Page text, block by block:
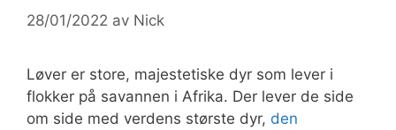
28/01/2022 av Nick
Løver er store, majestetiske dyr som lever i
flokker på savannen i Afrika. Der lever de side
om side med verdens største dyr, den